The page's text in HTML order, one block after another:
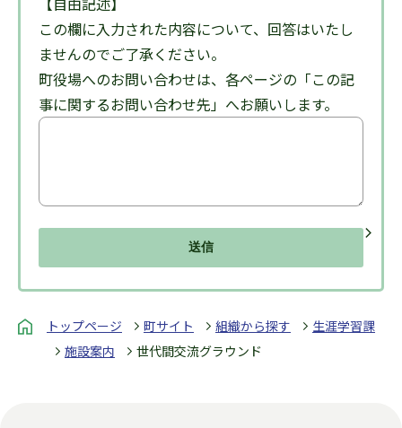
この欄に入力された内容について、回答はいたし
ませんのでご了承ください。
町役場へのお問い合わせは、各ページの「この記
事に関するお問い合わせ先」へお願いします。
トップページ 町サイト 組織から探す
生涯学習課
施設案内
世代間交流グラウンド